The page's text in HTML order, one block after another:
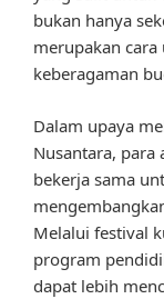
bukan hanya
merupakan
keberagaman
Dalam upaya
Nusantara,
bekerja sama
Melalui festival
program
dapat lebih